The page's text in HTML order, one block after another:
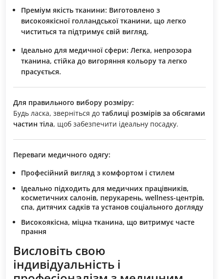
Преміум якість тканини: Виготовлено з
високоякісної голландської тканини, що легко
чиститься та підтримує свій вигляд.
Ідеально для медичної сфери: Легка, непрозора
тканина, стійка до вигоряння кольору та легко
прасується.
Для правильного вибору розміру:
Будь ласка, зверніться до таблиці розмірів за обсягами
частин тіла, щоб забезпечити ідеальну посадку.
Переваги медичного одягу:
Професійний вигляд з комфортом і стилем
Ідеально підходить для медичних працівників,
косметичних салонів, перукарень, wellness-центрів,
спа, дитячих садків та установ соціального догляду
Високоякісна, міцна тканина, що витримує часте
прання
Висловіть свою
індивідуальність і